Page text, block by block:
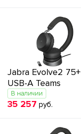
Jabra Evolve2 75+
USB-A Teams
В наличии
35 257 руб.